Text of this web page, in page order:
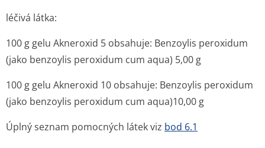
léčivá látka:
100 g gelu Akneroxid 5 obsahuje: Benzoylis peroxidum
(jako benzoylis peroxidum cum aqua) 5,00 g
100 g gelu Akneroxid 10 obsahuje: Benzoylis peroxidum
(jako benzoylis peroxidum cum aqua)10,00 g
Úplný seznam pomocných látek viz bod 6.1